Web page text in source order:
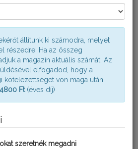
KISKERTÜNKBEN
napjai következnek, amikor is
majd a befőzés vagy fagyasztás, a
állítunk ki számodra, melyet
részedre! Ha az összeg
a magazin aktuális számát. Az
elfogadod, hogy a
kötelezettséget von maga után.
4800 Ft (éves díj)
szeretnék megadni